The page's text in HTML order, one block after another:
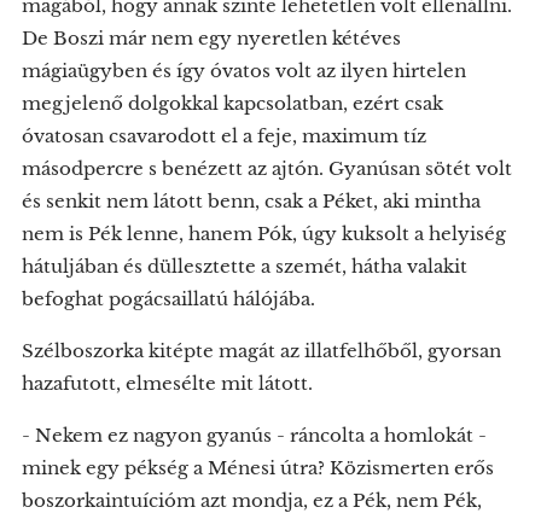
magából, hogy annak szinte lehetetlen volt ellenállni.
De Boszi már nem egy nyeretlen kétéves
mágiaügyben és így óvatos volt az ilyen hirtelen
megjelenő dolgokkal kapcsolatban, ezért csak
óvatosan csavarodott el a feje, maximum tíz
másodpercre s benézett az ajtón. Gyanúsan sötét volt
és senkit nem látott benn, csak a Péket, aki mintha
nem is Pék lenne, hanem Pók, úgy kuksolt a helyiség
hátuljában és düllesztette a szemét, hátha valakit
befoghat pogácsaillatú hálójába.
Szélboszorka kitépte magát az illatfelhőből, gyorsan
hazafutott, elmesélte mit látott.
- Nekem ez nagyon gyanús - ráncolta a homlokát -
minek egy pékség a Ménesi útra? Közismerten erős
boszorkaintuícióm azt mondja, ez a Pék, nem Pék,